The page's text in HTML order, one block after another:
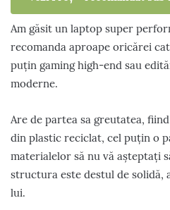
Am găsit un laptop super
recomanda aproape oricărei
puțin gaming high-end sau
moderne.
Are de partea sa greutatea,
din plastic reciclat, cel puțin o
materialelor să nu vă așteptați
structura este destul de solidă,
lui.